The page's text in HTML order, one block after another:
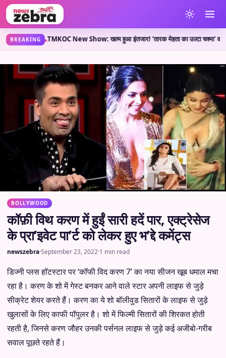
BREAKING
कहती है?•TMKOC New Show: खत्म हुआ इंतजार! ‘तारक मेहता का उल्टा चश्मा’ वाले
BOLLYWOOD
कॉफ़ी विथ करण में हुईं सारी हदें पार, एक्ट्रेसेज
के प्रा’इवेट पा’र्ट को लेकर हुए भ’द्दे कमेंट्स
newszebra·September 23, 2022·1 min read
डिज्‍नी प्‍लस हॉटस्टार पर ‘कॉफी विद करण 7’ का नया सीजन खूब धमाल मचा
रहा है। करण के शो में गेस्ट बनकर आने वाले स्टार अपनी लाइफ से जुड़े
सीक्रेट शेयर करते हैं। करण का ये शो बॉलीवुड सितारों के लाइफ से जुड़े
खुलासों के लिए काफी पॉपुलर है। शो में फिल्मी सितारों की शिरकत होती
रहती है, जिनसे करण जौहर उनकी पर्सनल लाइफ से जुड़े कई अजीबो-गरीब
सवाल पूछते रहते हैं।